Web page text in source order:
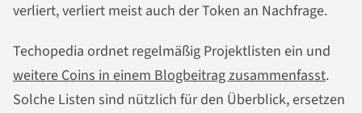
verliert, verliert meist auch der Token an Nachfrage.
Techopedia ordnet regelmäßig Projektlisten ein und
weitere Coins in einem Blogbeitrag zusammenfasst.
Solche Listen sind nützlich für den Überblick, ersetzen